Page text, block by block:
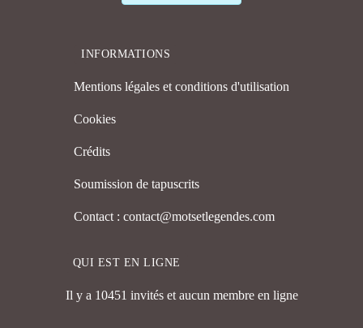
INFORMATIONS
Mentions légales et conditions d'utilisation
Cookies
Crédits
Soumission de tapuscrits
Contact : contact@motsetlegendes.com
QUI EST EN LIGNE
Il y a 10451 invités et aucun membre en ligne